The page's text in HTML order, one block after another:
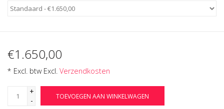
€1.650,00
* Excl. btw Excl. Verzendkosten
+
-
TOEVOEGEN AAN WINKELWAGEN